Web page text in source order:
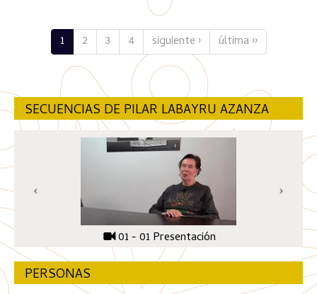
1 2 3 4 siguiente › última ››
SECUENCIAS DE PILAR LABAYRU AZANZA
01 - 01 Presentación
PERSONAS